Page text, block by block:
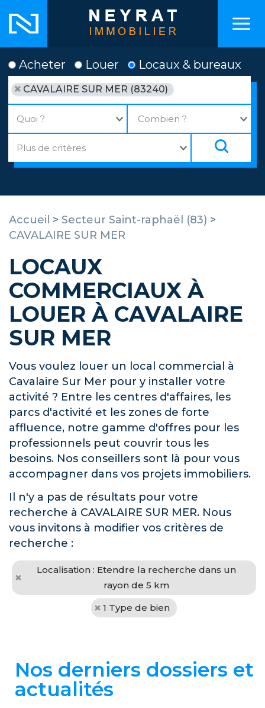
Acheter Louer Locaux & bureaux
CAVALAIRE SUR MER (83240)
Accueil > Secteur Saint-raphaël (83) >
CAVALAIRE SUR MER
LOCAUX
COMMERCIAUX À
LOUER À CAVALAIRE
SUR MER
Vous voulez louer un local commercial à
Cavalaire Sur Mer pour y installer votre
activité ? Entre les centres d'affaires, les
parcs d'activité et les zones de forte
affluence, notre gamme d'offres pour les
professionnels peut couvrir tous les
besoins. Nos conseillers sont là pour vous
accompagner dans vos projets immobiliers.
Il n'y a pas de résultats pour votre
recherche à CAVALAIRE SUR MER. Nous
vous invitons à modifier vos critères de
recherche :
Localisation : Etendre la recherche dans un
rayon de 5 km
1 Type de bien
Nos derniers dossiers et
actualités